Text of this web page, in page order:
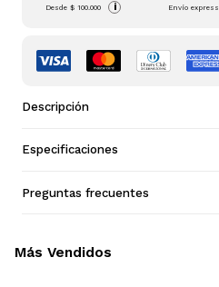
Desde$ 100.000 i Envío express
Descripción
Especificaciones
Preguntas frecuentes
Más Vendidos